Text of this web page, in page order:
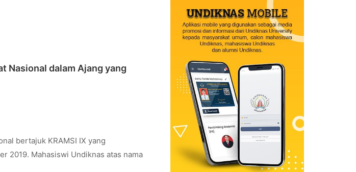
Nasional dalam Ajang yang
bertajuk KRAMSI IX yang
2019. Mahasiswi Undiknas atas nama